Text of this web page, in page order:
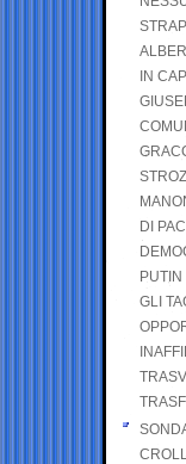
IN
DI
PUTIN
GLI